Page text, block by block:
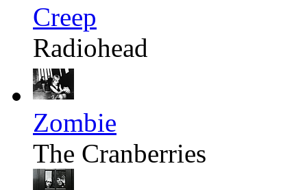
Creep
Radiohead
Zombie
The Cranberries